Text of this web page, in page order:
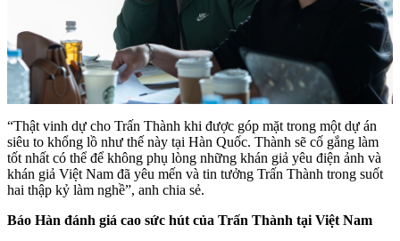
“Thật vinh dự cho Trấn Thành khi được góp mặt trong một dự án
siêu to khổng lồ như thế này tại Hàn Quốc. Thành sẽ cố gắng làm
tốt nhất có thể để không phụ lòng những khán giả yêu điện ảnh và
khán giả Việt Nam đã yêu mến và tin tưởng Trấn Thành trong suốt
hai thập kỷ làm nghề”, anh chia sẻ.
Báo Hàn đánh giá cao sức hút của Trấn Thành tại Việt Nam